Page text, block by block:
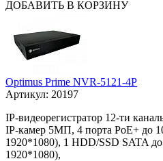
ДОБАВИТЬ В КОРЗИНУ
Optimus Prime NVR-5121-4P
Артикул: 20197
IP-видеорегистратор 12-ти
IP-камер 5МП, 4 порта PoE+ до
1920*1080), 1 HDD/SSD SATA
1920*1080),